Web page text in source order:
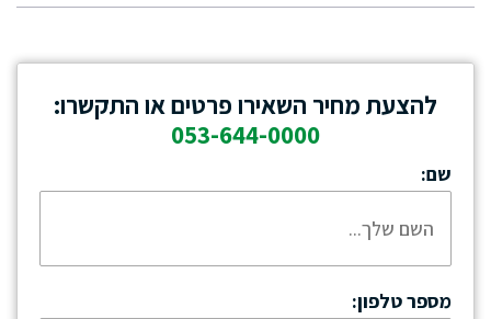
להצעת מחיר השאירו פרטים או התקשרו:
053-644-0000
שם:
מספר טלפון: